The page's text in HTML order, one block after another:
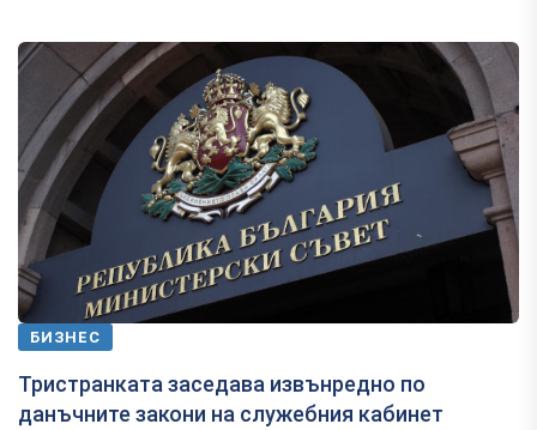
БИЗНЕС
Тристранката заседава извънредно по
данъчните закони на служебния кабинет